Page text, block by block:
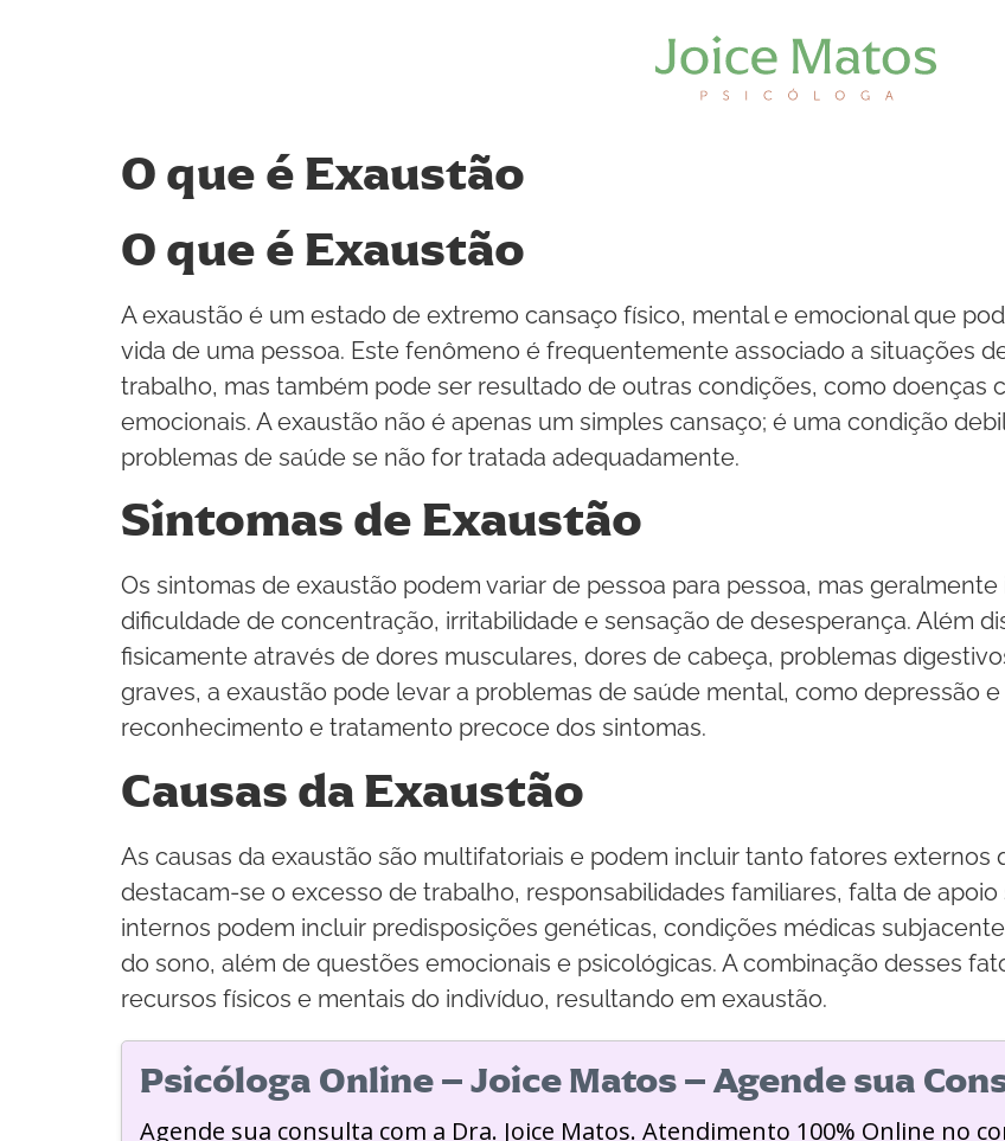
O que é Exaustão
O que é Exaustão
A exaustão é um estado de extremo cansaço físico, mental e emocional que
vida de uma pessoa. Este fenômeno é frequentemente associado a situações
trabalho, mas também pode ser resultado de outras condições, como doenças
emocionais. A exaustão não é apenas um simples cansaço; é uma condição
problemas de saúde se não for tratada adequadamente.
Sintomas de Exaustão
Os sintomas de exaustão podem variar de pessoa para pessoa, mas
dificuldade de concentração, irritabilidade e sensação de desesperança. Além
fisicamente através de dores musculares, dores de cabeça, problemas
graves, a exaustão pode levar a problemas de saúde mental, como depressão
reconhecimento e tratamento precoce dos sintomas.
Causas da Exaustão
As causas da exaustão são multifatoriais e podem incluir tanto fatores
destacam-se o excesso de trabalho, responsabilidades familiares, falta de
internos podem incluir predisposições genéticas, condições médicas
do sono, além de questões emocionais e psicológicas. A combinação desses
recursos físicos e mentais do indivíduo, resultando em exaustão.
Psicóloga Online – Joice Matos – Agende sua
Agende sua consulta com a Dra. Joice Matos. Atendimento 100% Online no